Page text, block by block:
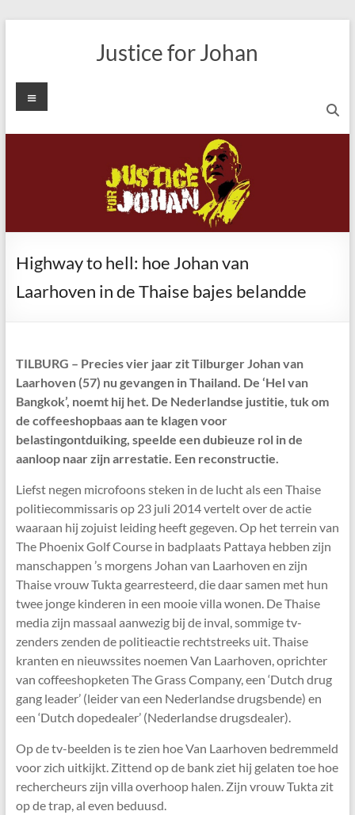
Justice for Johan
Menu
Highway to hell: hoe Johan van
Laarhoven in de Thaise bajes belandde
TILBURG – Precies vier jaar zit Tilburger Johan van
Laarhoven (57) nu gevangen in Thailand. De ‘Hel van
Bangkok’, noemt hij het. De Nederlandse justitie, tuk om
de coffeeshopbaas aan te klagen voor
belastingontduiking, speelde een dubieuze rol in de
aanloop naar zijn arrestatie. Een reconstructie.
Liefst negen microfoons steken in de lucht als een Thaise
politiecommissaris op 23 juli 2014 vertelt over de actie
waaraan hij zojuist leiding heeft gegeven. Op het terrein van
The Phoenix Golf Course in badplaats Pattaya hebben zijn
manschappen ’s morgens Johan van Laarhoven en zijn
Thaise vrouw Tukta gearresteerd, die daar samen met hun
twee jonge kinderen in een mooie villa wonen. De Thaise
media zijn massaal aanwezig bij de inval, sommige tv-
zenders zenden de politieactie rechtstreeks uit. Thaise
kranten en nieuwssites noemen Van Laarhoven, oprichter
van coffeeshopketen The Grass Company, een ‘Dutch drug
gang leader’ (leider van een Nederlandse drugsbende) en
een ‘Dutch dopedealer’ (Nederlandse drugsdealer).
Op de tv-beelden is te zien hoe Van Laarhoven bedremmeld
voor zich uitkijkt. Zittend op de bank ziet hij gelaten toe hoe
rechercheurs zijn villa overhoop halen. Zijn vrouw Tukta zit
op de trap, al even beduusd.